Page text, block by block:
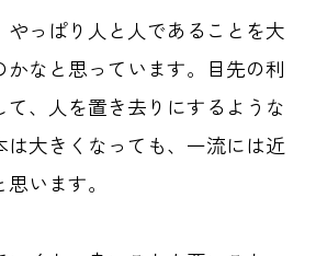
っぱり人と人であることを大
なと思っています。目先の利
、人を置き去りにするような
は大きくなっても、一流には近
います。